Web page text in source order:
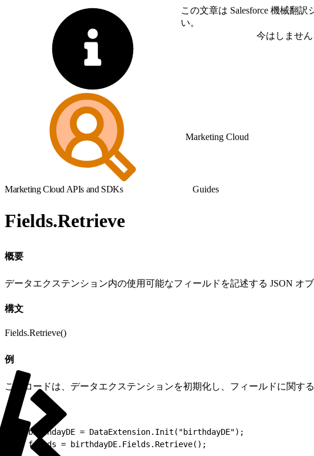
この文章は Salesforce 機械翻
い。
今はしません
Marketing Cloud
Marketing Cloud APIs and SDKs Guides
Fields.Retrieve
概要
データエクステンション内の使用可能なフィールドを記述する JSON オ
構文
Fields.Retrieve()
例
このコードは、データエクステンションを初期化し、フィールドに関す
var birthdayDE = DataExtension.Init("birthdayDE");
var fields = birthdayDE.Fields.Retrieve();